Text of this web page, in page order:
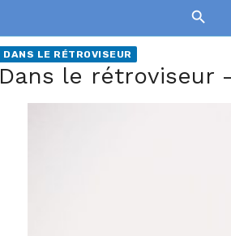
DANS LE RÉTROVISEUR
Dans le rétroviseur